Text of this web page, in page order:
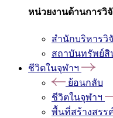
หน่วยงานด้านการวิ
สำนักบริหารวิ
สถาบันทรัพย์
ชีวิตในจุฬาฯ
ย้อนกลับ
ชีวิตในจุฬาฯ
พื้นที่สร้างสรร